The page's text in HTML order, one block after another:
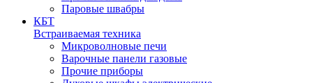
Паровые швабры
КБТ
Встраиваемая техника
Микроволновые печи
Варочные панели газовые
Прочие приборы